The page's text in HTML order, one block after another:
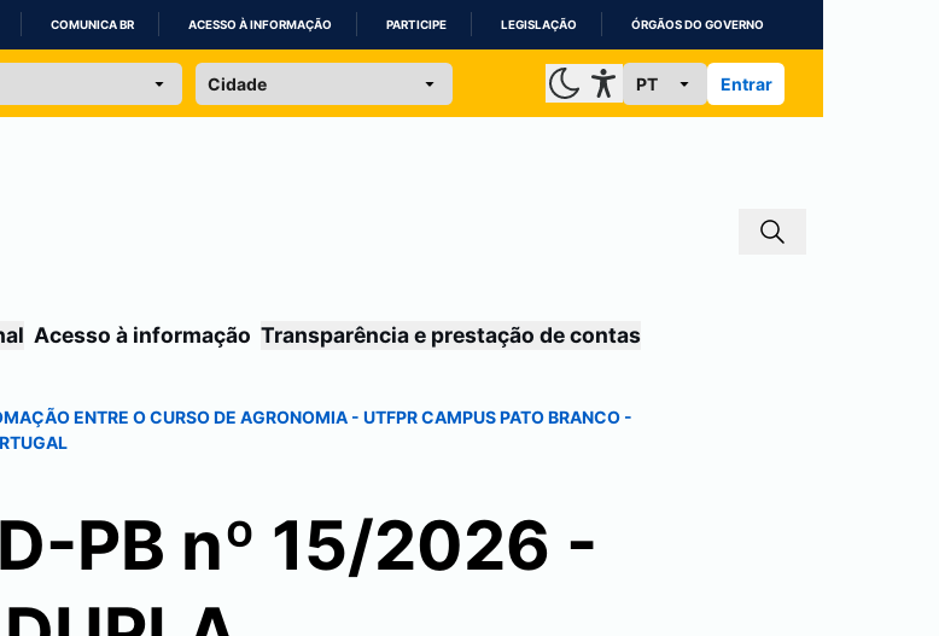
IR
COMUNICA BR ACESSO À INFORMAÇÃO PARTICIPE LEGISLAÇÃO ÓRGÃOS DO GOVERNO
Entrar
Acesso à informação Transparência e prestação de contas
ENTRE O CURSO DE AGRONOMIA - UTFPR CAMPUSPATO BRANCO -
PB nº 15/2026 -